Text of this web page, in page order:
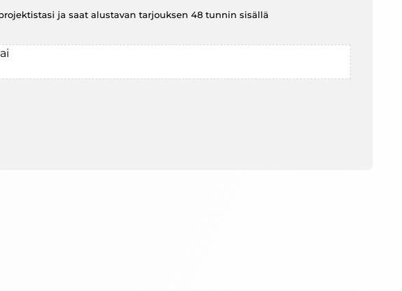
ja saat alustavan tarjouksen 48 tunnin sisällä